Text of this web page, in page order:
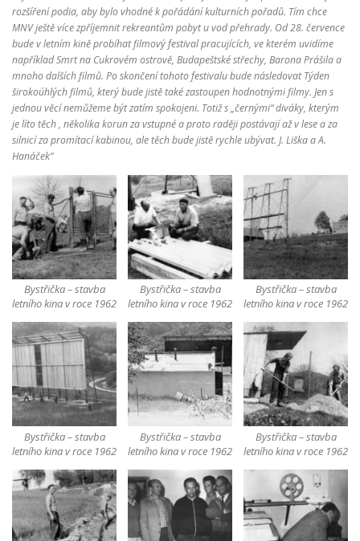
ČTENÍ A POVĚSTI SKÁLY POČASÍ
ROUBENÉ STAVBY KAM NA VÝLET?
rozšíření podia, aby bylo vhodné k pořádání kulturních pořadů. Tím chce
MNV ještě více zpříjemnit rekreantům pobyt u vod přehrady. Od 28. července
bude v letním kině probíhat filmový festival pracujících, ve kterém uvidíme
například Smrt na Cukrovém ostrově, Budapeštské střechy, Barona Prášila a
mnoho dalších filmů. Po skončení tohoto festivalu bude následovat Týden
širokoúhlých filmů, který bude jistě také zastoupen hodnotnými filmy. Jen s
jednou věcí nemůžeme být zatím spokojeni. Totiž s „černými“ diváky, kterým
je líto těch , několika korun za vstupné a proto raději postávají až v lese a za
silnicí za promítací kabinou, ale těch bude jistě rychle ubývat. J. Liška a A.
Hanáček“
Bystřička – stavba
letního kina v roce 1962
Bystřička – stavba
letního kina v roce 1962
Bystřička – stavba
letního kina v roce 1962
Bystřička – stavba
letního kina v roce 1962
Bystřička – stavba
letního kina v roce 1962
Bystřička – stavba
letního kina v roce 1962